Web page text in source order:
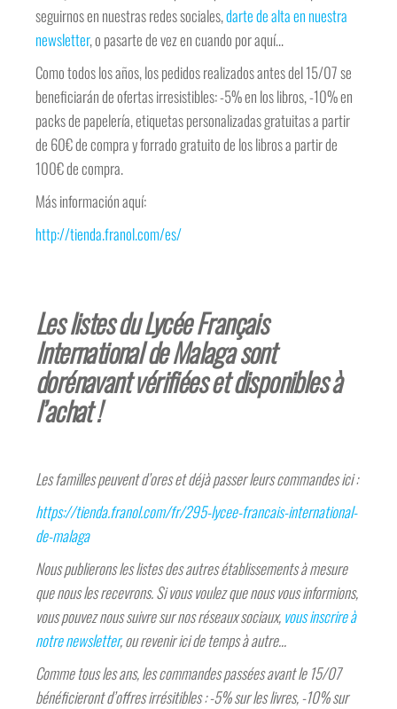
seguirnos en nuestras redes sociales,darte de alta en nuestra
newsletter, o pasarte de vez en cuando por aquí…
Como todos los años, los pedidos realizados antes del 15/07 se
beneficiarán de ofertas irresistibles: -5% en los libros, -10% en
packs de papelería, etiquetas personalizadas gratuitas a partir
de 60€ de compra y forrado gratuito de los libros a partir de
100€ de compra.
Más información aquí:
http://tienda.franol.com/es/
Les listes du Lycée Français
International de Malaga sont
dorénavant vérifiées et disponibles à
l’achat !
Les familles peuvent d’ores et déjà passer leurs commandes ici :
https://tienda.franol.com/fr/295-lycee-francais-international-
de-malaga
Nous publierons les listes des autres établissements à mesure
que nous les recevrons. Si vous voulez que nous vous informions,
vous pouvez nous suivre sur nos réseaux sociaux, vous inscrire à
notre newsletter, ou revenir ici de temps à autre…
Comme tous les ans, les commandes passées avant le 15/07
bénéficieront d’offres irrésitibles : -5% sur les livres, -10% sur